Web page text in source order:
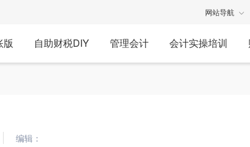
网站导航
版 自助财税DIY 管理会计 会计实操培训
编辑：